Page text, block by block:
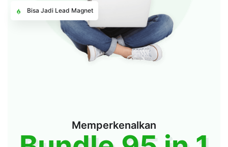
Bisa Jadi Lead Magnet
Memperkenalkan